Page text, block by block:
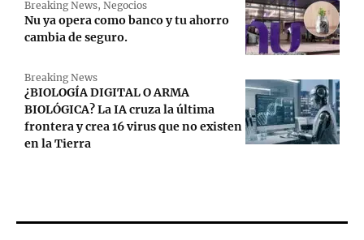
Breaking News, Negocios
Nu ya opera como banco y tu ahorro
cambia de seguro.
Breaking News
¿BIOLOGÍA DIGITAL O ARMA
BIOLÓGICA? La IA cruza la última
frontera y crea 16 virus que no existen
en la Tierra